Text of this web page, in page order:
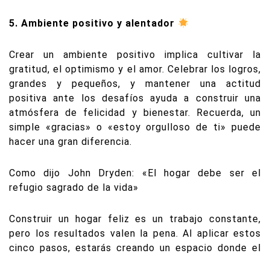
5. Ambiente positivo y alentador
Crear un ambiente positivo implica cultivar la
gratitud, el optimismo y el amor. Celebrar los logros,
grandes y pequeños, y mantener una actitud
positiva ante los desafíos ayuda a construir una
atmósfera de felicidad y bienestar. Recuerda, un
simple «gracias» o «estoy orgulloso de ti» puede
hacer una gran diferencia.
Como dijo John Dryden: «El hogar debe ser el
refugio sagrado de la vida»
Construir un hogar feliz es un trabajo constante,
pero los resultados valen la pena. Al aplicar estos
cinco pasos, estarás creando un espacio donde el